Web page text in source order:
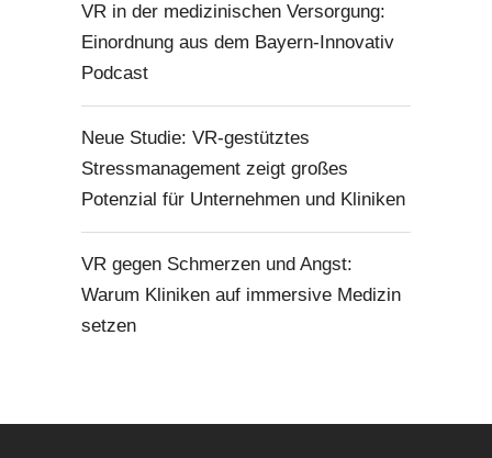
VR in der medizinischen Versorgung:
Einordnung aus dem Bayern-Innovativ
Podcast
Neue Studie: VR-gestütztes
Stressmanagement zeigt großes
Potenzial für Unternehmen und Kliniken
VR gegen Schmerzen und Angst:
Warum Kliniken auf immersive Medizin
setzen